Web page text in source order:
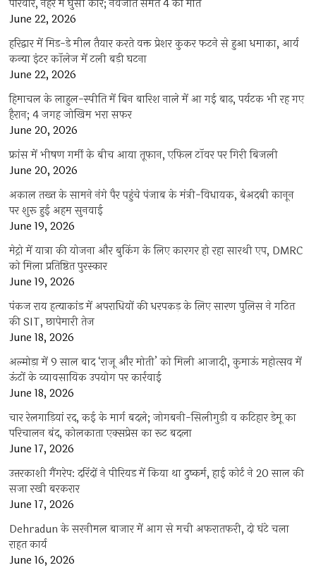
परिवार, नहर में घुसी कार; नवजात समेत 4 की मौत
June 22, 2026
हरिद्वार में मिड-डे मील तैयार करते वक्त प्रेशर कुकर फटने से हुआ धमाका, आर्य
कन्या इंटर कॉलेज में टली बड़ी घटना
June 22, 2026
हिमाचल के लाहुल-स्पीति में बिन बारिश नाले में आ गई बाढ़, पर्यटक भी रह गए
हैरान; 4 जगह जोखिम भरा सफर
June 20, 2026
फ्रांस में भीषण गर्मी के बीच आया तूफान, एफिल टॉवर पर गिरी बिजली
June 20, 2026
अकाल तख्त के सामने नंगे पैर पहुंचे पंजाब के मंत्री-विधायक, बेअदबी कानून
पर शुरू हुई अहम सुनवाई
June 19, 2026
मेट्रो में यात्रा की योजना और बुकिंग के लिए कारगर हो रहा सारथी एप, DMRC
को मिला प्रतिष्ठित पुरस्कार
June 19, 2026
पंकज राय हत्याकांड में अपराधियों की धरपकड़ के लिए सारण पुलिस ने गठित
की SIT, छापेमारी तेज
June 18, 2026
अल्मोड़ा में 9 साल बाद ‘राजू और मोती’ को मिली आजादी, कुमाऊं महोत्सव में
ऊंटों के व्यावसायिक उपयोग पर कार्रवाई
June 18, 2026
चार रेलगाड़ियां रद, कई के मार्ग बदले; जोगबनी-सिलीगुड़ी व कटिहार डेमू का
परिचालन बंद, कोलकाता एक्सप्रेस का रूट बदला
June 17, 2026
उत्तरकाशी गैंगरेप: दरिंदों ने पीरियड में किया था दुष्कर्म, हाई कोर्ट ने 20 साल की
सजा रखी बरकरार
June 17, 2026
Dehradun के सरनीमल बाजार में आग से मची अफरातफरी, दो घंटे चला
राहत कार्य
June 16, 2026